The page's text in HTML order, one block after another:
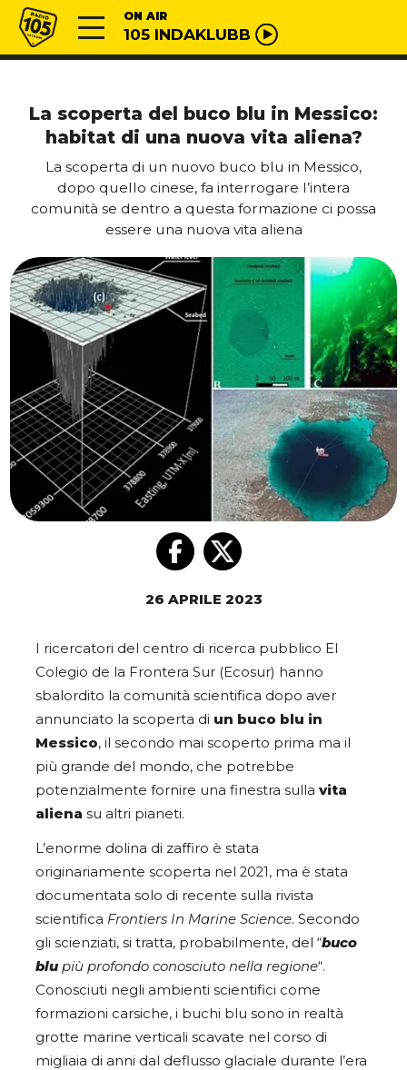
Vai al contenuto
Radio 105 ON AIR
105 INDAKLUBB
La scoperta del buco blu in Messico:
habitat di una nuova vita aliena?
La scoperta di un nuovo buco blu in Messico,
dopo quello cinese, fa interrogare l’intera
comunità se dentro a questa formazione ci possa
essere una nuova vita aliena
26 APRILE 2023
I ricercatori del centro di ricerca pubblico El
Colegio de la Frontera Sur (Ecosur) hanno
sbalordito la comunità scientifica dopo aver
annunciato la scoperta di un buco blu in
Messico, il secondo mai scoperto prima ma il
più grande del mondo, che potrebbe
potenzialmente fornire una finestra sulla vita
aliena su altri pianeti.
L’enorme dolina di zaffiro è stata
originariamente scoperta nel 2021, ma è stata
documentata solo di recente sulla rivista
scientifica Frontiers In Marine Science. Secondo
gli scienziati, si tratta, probabilmente, del “buco
blupiù profondo conosciuto nella regione“.
Conosciuti negli ambienti scientifici come
formazioni carsiche, i buchi blu sono in realtà
grotte marine verticali scavate nel corso di
migliaia di anni dal deflusso glaciale durante l’era